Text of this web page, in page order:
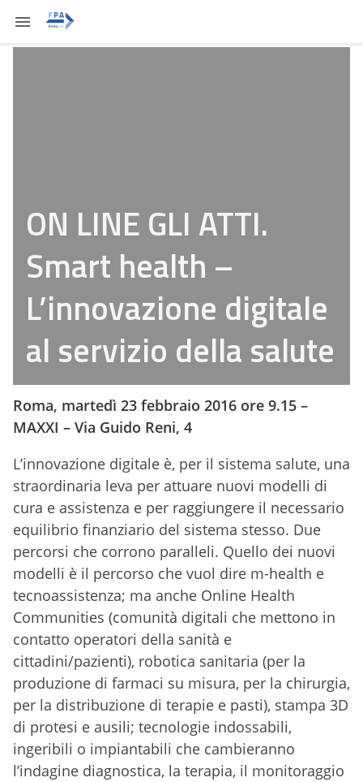
ON LINE GLI ATTI.
Smart health –
L’innovazione digitale
al servizio della salute
Roma, martedì 23 febbraio 2016 ore 9.15 –
MAXXI – Via Guido Reni, 4
L’innovazione digitale è, per il sistema salute, una
straordinaria leva per attuare nuovi modelli di
cura e assistenza e per raggiungere il necessario
equilibrio finanziario del sistema stesso. Due
percorsi che corrono paralleli. Quello dei nuovi
modelli è il percorso che vuol dire m-health e
tecnoassistenza; ma anche Online Health
Communities (comunità digitali che mettono in
contatto operatori della sanità e
cittadini/pazienti), robotica sanitaria (per la
produzione di farmaci su misura, per la chirurgia,
per la distribuzione di terapie e pasti), stampa 3D
di protesi e ausili; tecnologie indossabili,
ingeribili o impiantabili che cambieranno
l’indagine diagnostica, la terapia, il monitoraggio